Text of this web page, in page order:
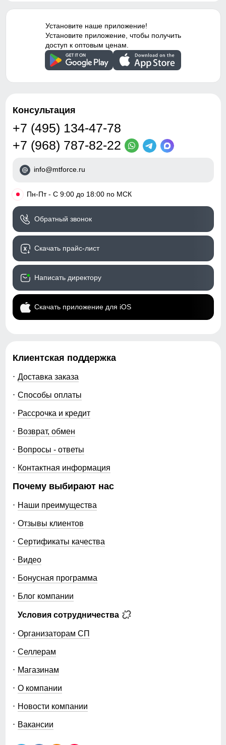
Установите наше приложение!
Установите приложение, чтобы получить
доступ к оптовым ценам.
Консультация
+7 (495) 134-47-78
+7 (968) 787-82-22
info@mtforce.ru
• Пн-Пт - С 9:00 до 18:00 по МСК
Обратный звонок
Скачать прайс-лист
Написать директору
Скачать приложение для iOS
Клиентская поддержка
Доставка заказа
Способы оплаты
Рассрочка и кредит
Возврат, обмен
Вопросы - ответы
Контактная информация
Почему выбирают нас
Наши преимущества
Отзывы клиентов
Сертификаты качества
Видео
Бонусная программа
Блог компании
Условия сотрудничества
Организаторам СП
Селлерам
Магазинам
О компании
Новости компании
Вакансии